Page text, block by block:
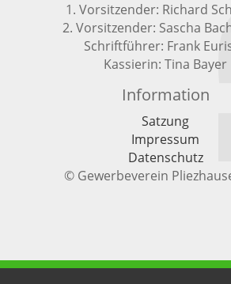
1. Vorsitzender: Richard
2. Vorsitzender: Sascha
Schriftführer: Frank
Kassierin: Tina Bayer
Information
Satzung
Impressum
Datenschutz
© Gewerbeverein